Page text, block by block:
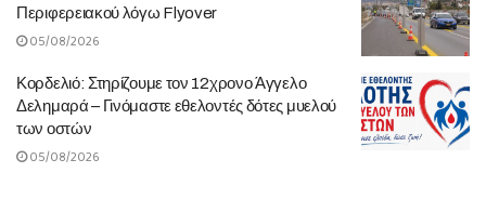
Περιφερειακού λόγω Flyover
05/08/2026
Κορδελιό: Στηρίζουμε τον 12χρονο Άγγελο
Δελημαρά – Γινόμαστε εθελοντές δότες μυελού
των οστών
05/08/2026